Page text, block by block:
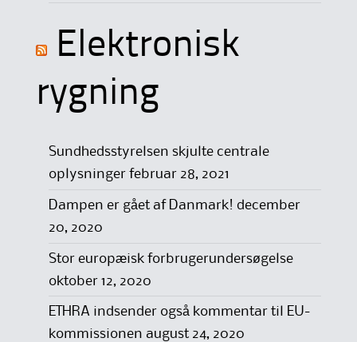
Elektronisk
rygning
Sundhedsstyrelsen skjulte centrale
oplysninger februar 28, 2021
Dampen er gået af Danmark! december
20, 2020
Stor europæisk forbrugerundersøgelse
oktober 12, 2020
ETHRA indsender også kommentar til EU-
kommissionen august 24, 2020